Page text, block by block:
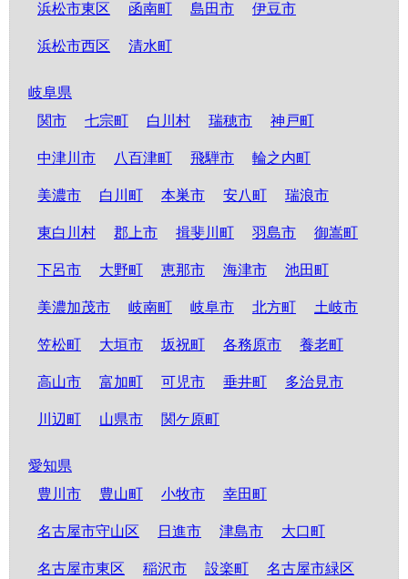
浜松市東区 函南町 島田市 伊豆市
浜松市西区 清水町
岐阜県
関市
七宗町 白川村 瑞穂市 神戸町
中津川市 八百津町 飛騨市 輪之内町
美濃市 白川町 本巣市 安八町 瑞浪市
東白川村 郡上市 揖斐川町 羽島市 御嵩町
下呂市 大野町 恵那市 海津市 池田町
美濃加茂市 岐南町 岐阜市 北方町 土岐市
笠松町 大垣市 坂祝町 各務原市 養老町
高山市 富加町 可児市 垂井町 多治見市
川辺町 山県市 関ケ原町
愛知県
豊川市
豊山町 小牧市 幸田町
名古屋市守山区 日進市 津島市 大口町
名古屋市東区 稲沢市 設楽町 名古屋市緑区